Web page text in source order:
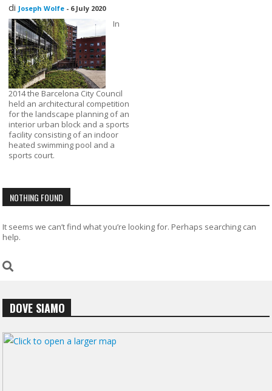
di Joseph Wolfe - 6 July 2020
In
2014 the Barcelona City Council
held an architectural competition
for the landscape planning of an
interior urban block and a sports
facility consisting of an indoor
heated swimming pool and a
sports court.
NOTHING FOUND
It seems we can’t find what you’re looking for. Perhaps searching can
help.
DOVE SIAMO